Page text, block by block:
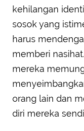
kehilangan
sosok yang
harus
memberi
mereka
orang lain dan
diri mereka